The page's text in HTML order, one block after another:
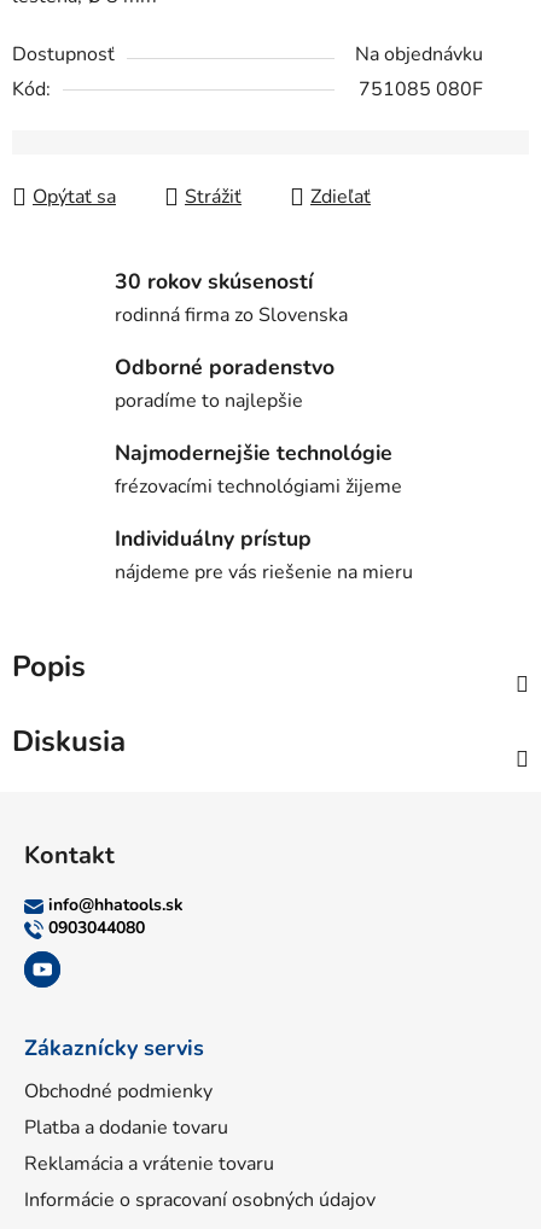
Dostupnosť
Na objednávku
Kód:
751085 080F
Opýtať sa Strážiť Zdieľať
30 rokov skúseností
rodinná firma zo Slovenska
Odborné poradenstvo
poradíme to najlepšie
Najmodernejšie technológie
frézovacími technológiami žijeme
Individuálny prístup
nájdeme pre vás riešenie na mieru
Popis
Diskusia
Kontakt
info@hhatools.sk
0903044080
Zákaznícky servis
Obchodné podmienky
Platba a dodanie tovaru
Reklamácia a vrátenie tovaru
Informácie o spracovaní osobných údajov